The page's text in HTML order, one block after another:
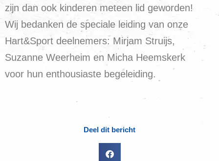
zijn dan ook kinderen meteen lid geworden!
Wij bedanken de speciale leiding van onze
Hart&Sport deelnemers: Mirjam Struijs,
Suzanne Weerheim en Micha Heemskerk
voor hun enthousiaste begeleiding.
Deel dit bericht